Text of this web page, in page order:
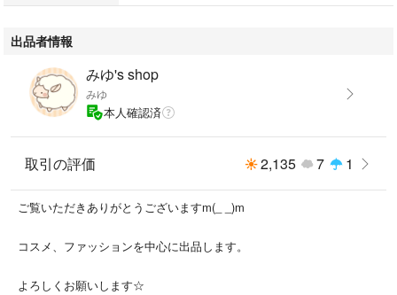
出品者情報
みゆ's shop
みゆ
本人確認済
取引の評価 2,135 7 1
ご覧いただきありがとうございますm(_ _)m
コスメ、ファッションを中心に出品します。
よろしくお願いします☆